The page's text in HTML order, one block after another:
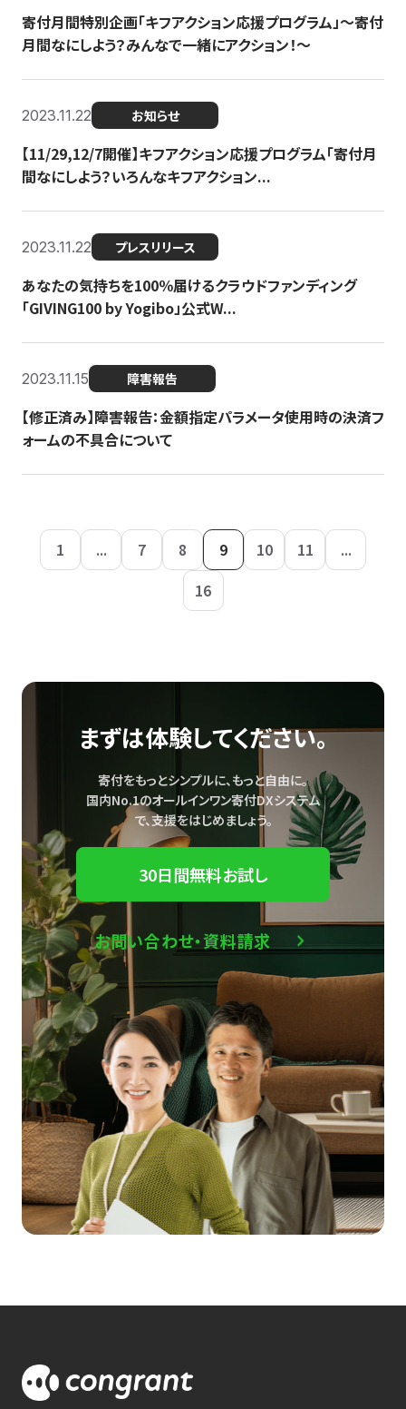
寄付月間特別企画「キフアクション応援プログラム」〜寄付
月間なにしよう？みんなで一緒にアクション！〜
2023.11.22 お知らせ
【11/29,12/7開催】キフアクション応援プログラム「寄付月
間なにしよう？いろんなキフアクション...
2023.11.22 プレスリリース
あなたの気持ちを100％届けるクラウドファンディング
「GIVING100 by Yogibo」公式W...
2023.11.15 障害報告
【修正済み】障害報告：金額指定パラメータ使用時の決済フ
ォームの不具合について
1 ... 7 8 9 10 11
...
16
まずは体験してください。
寄付をもっとシンプルに、もっと自由に。
国内No.1のオールインワン寄付DXシステム
で、支援をはじめましょう。
30日間無料お試し
お問い合わせ・資料請求